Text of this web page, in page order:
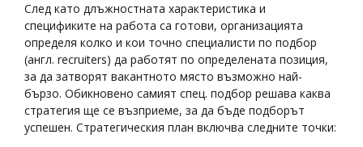
След като длъжностната характеристика и
спецификите на работа са готови, организацията
определя колко и кои точно специалисти по подбор
(англ. recruiters) да работят по определената позиция,
за да затворят вакантното място възможно най-
бързо. Обикновено самият спец. подбор решава каква
стратегия ще се възприеме, за да бъде подборът
успешен. Стратегическия план включва следните точки: